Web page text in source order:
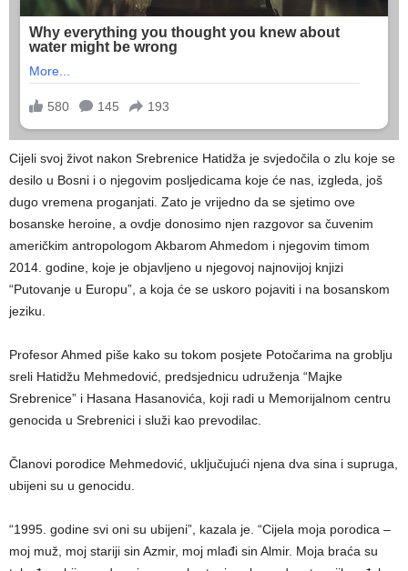
Cijeli svoj život nakon Srebrenice Hatidža je svjedočila o zlu koje se
desilo u Bosni i o njegovim posljedicama koje će nas, izgleda, još
dugo vremena proganjati. Zato je vrijedno da se sjetimo ove
bosanske heroine, a ovdje donosimo njen razgovor sa čuvenim
američkim antropologom Akbarom Ahmedom i njegovim timom
2014. godine, koje je objavljeno u njegovoj najnovijoj knjizi
“Putovanje u Europu”, a koja će se uskoro pojaviti i na bosanskom
jeziku.
Profesor Ahmed piše kako su tokom posjete Potočarima na groblju
sreli Hatidžu Mehmedović, predsjednicu udruženja “Majke
Srebrenice” i Hasana Hasanovića, koji radi u Memorijalnom centru
genocida u Srebrenici i služi kao prevodilac.
Članovi porodice Mehmedović, uključujući njena dva sina i supruga,
ubijeni su u genocidu.
“1995. godine svi oni su ubijeni”, kazala je. “Cijela moja porodica –
moj muž, moj stariji sin Azmir, moj mlađi sin Almir. Moja braća su